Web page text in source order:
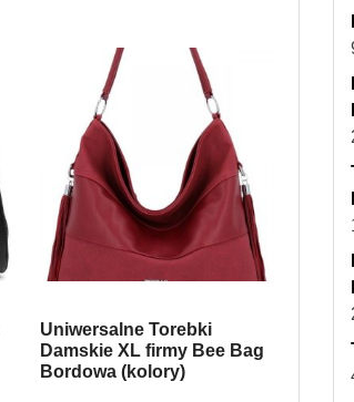
Uniwersalne Torebki
Damskie XL firmy Bee Bag
Bordowa (kolory)